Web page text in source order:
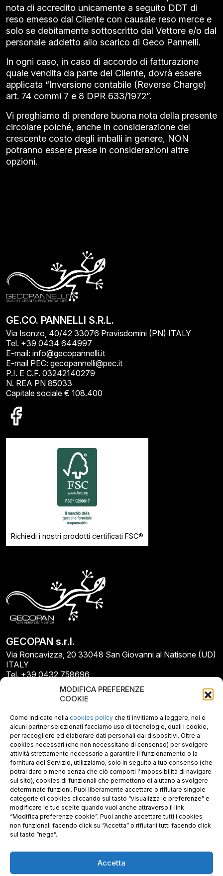
MODIFICA PREFERENZE
COOKIE
Come indicato nella cookies policy che ti invitiamo a leggere, noi e
alcuni partner selezionati facciamo uso di tecnologie, quali i cookie,
per raccogliere ed elaborare dati personali dai dispositivi. Oltre a
cookies necessari (che non necessitano di consenso) per svolgere
attività strettamente necessarie a garantire il funzionamento o la
fornitura del Servizio, utilizziamo, solo in seguito a tuo consenso (che
potrai dare o meno senza che ciò comporti l’impossibilità di navigare
sul sito), cookies di funzionali che permettono di aiutano a svolgere
determinate funzioni. Puoi liberamente accettare o rifiutare singole
categorie di cookies cliccando sul tasto “visualizza le preferenze” e
modificare le tue scelte quando vuoi anche attraverso il link
“Modifica preferenze cookie”. Puoi anche accettare tutti i cookies
non funzionali facendo click su “Accetta” o rifiutarli tutti facendo click
sul tasto “nega”.
Accetta
nota di accredito unicamente a seguito DDT di
reso emesso dal Cliente con causale reso merce e
solo se debitamente sottoscritto dal Vettore e/o dal
personale addetto allo scarico di Geco Pannelli.
In ogni caso, in caso di accordo di fatturazione
quale vendita da parte del Cliente, dovrà essere
applicata “Inversione contabile (Reverse Charge)
art. 74 commi 7 e 8 DPR 633/1972”.
Vi preghiamo di prendere buona nota della presente
circolare poiché, anche in considerazione del
crescente costo degli imballi in genere, NON
potranno essere prese in considerazioni altre
opzioni.
GE.CO. PANNELLI S.R.L.
Via Isonzo, 40/42 33076 Pravisdomini (PN) ITALY
Tel. +39 0434 644997
E-mail: info@gecopannelli.it
E-mail PEC: gecopannelli@pec.it
P.I. E C.F. 03242140279
N. REA PN 85033
Capitale sociale € 108.400
Richiedi i nostri prodotti certificati FSC®
GECOPAN s.r.l.
Via Roncavizza, 20 33048 San Giovanni al Natisone (UD)
ITALY
Tel. +39 0432 758696
E-mail: info@gecopan.it
E-mail PEC: gecopan@pec.it
P.I. E C.F. 02487660306
N. REA UD 264834
Capitale sociale € 30.000
Richiedi i nostri prodotti certificati FSC®